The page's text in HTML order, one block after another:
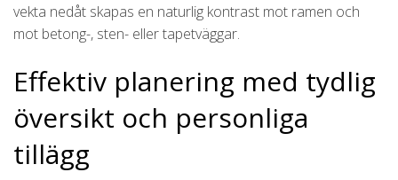
vekta nedåt skapas en naturlig kontrast mot ramen och
mot betong-, sten- eller tapetväggar.
Effektiv planering med tydlig
översikt och personliga
tillägg